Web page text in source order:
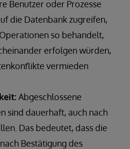
Benutzer oder Prozesse
die Datenbank zugreifen,
so behandelt,
erfolgen würden,
vermieden
Abgeschlossene
sind dauerhaft, auch nach
Das bedeutet, dass die
Bestätigung des